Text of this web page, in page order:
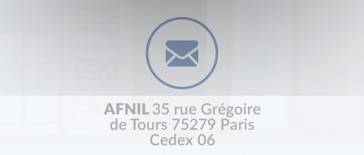
AFNIL 35 rue Grégoire
de Tours 75279 Paris
Cedex 06